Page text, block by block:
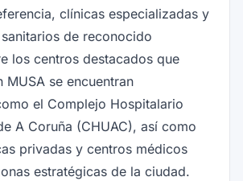
clínicas especializadas y
de reconocido
los centros destacados que
se encuentran
el Complejo Hospitalario
A Coruña (CHUAC), así como
privadas y centros médicos
estratégicas de la ciudad.